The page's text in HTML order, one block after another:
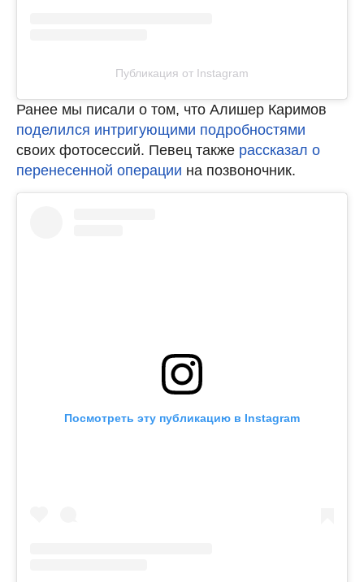
Публикация от Instagram
Ранее мы писали о том, что Алишер Каримов
поделился интригующими подробностями
своих фотосессий. Певец также рассказал о
перенесенной операции на позвоночник.
Посмотреть эту публикацию в Instagram